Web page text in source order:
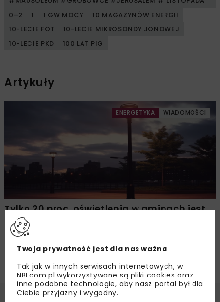
0–2
1 1 GW MOCY
10 MAGAZYNÓW ENERGII
10-LECIE FOT
10-LECIE MIKROSONDY JONOWEJ
10-LECIE PKD
100 LAT PIG
Artykuły
ENERGETYKA WIADOMOŚCI
Tylko 20 proc. oświetlenia w gminach jest
po modernizacji
Twoja prywatność jest dla nas ważna
Tak jak w innych serwisach internetowych, w
NBI.com.pl wykorzystywane są pliki cookies oraz
inne podobne technologie, aby nasz portal był dla
Ciebie przyjazny i wygodny.